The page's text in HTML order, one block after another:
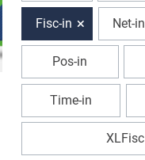
Fisc-in Net-in
Pos-in
Time-in
XLFisc